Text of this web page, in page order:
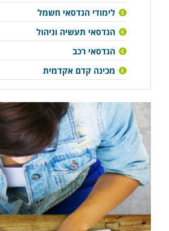
לימודי הנדסאי חשמל
הנדסאי תעשיה וניהול
הנדסאי רכב
מכינה קדם אקדמית